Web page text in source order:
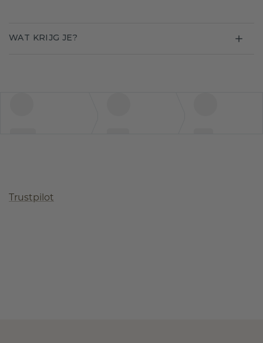
WAT KRIJG JE?
Trustpilot